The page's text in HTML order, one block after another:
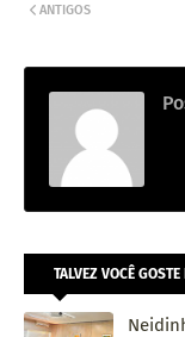
ANTIGOS
TALVEZ VOCÊ